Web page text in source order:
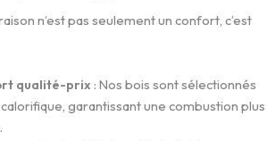
n’est pas seulement un confort, c’est
qualité-prix : Nos bois sont sélectionnés
garantissant une combustion plus